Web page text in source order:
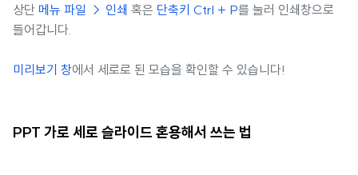
상단 메뉴 파일 → 인쇄 혹은 단축키 Ctrl + P를 눌러 인쇄창으로
들어갑니다.
미리보기 창에서 세로로 된 모습을 확인할 수 있습니다!
PPT 가로 세로 슬라이드 혼용해서 쓰는 법